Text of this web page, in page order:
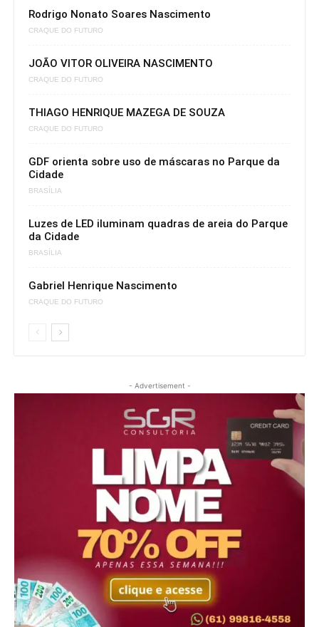
Rodrigo Nonato Soares Nascimento
CRAQUE DO FUTURO
JOÃO VITOR OLIVEIRA NASCIMENTO
CRAQUE DO FUTURO
THIAGO HENRIQUE MAZEGA DE SOUZA
CRAQUE DO FUTURO
GDF orienta sobre uso de máscaras no Parque da
Cidade
BRASÍLIA
Luzes de LED iluminam quadras de areia do Parque
da Cidade
BRASÍLIA
Gabriel Henrique Nascimento
CRAQUE DO FUTURO
- Advertisement -